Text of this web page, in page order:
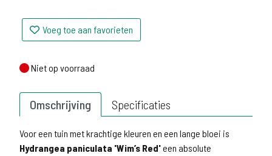
Voeg toe aan favorieten
Niet op voorraad
Niet op voorraad
Omschrijving Specificaties
Voor een tuin met krachtige kleuren en een lange bloei is
Hydrangea paniculata 'Wim’s Red'een absolute